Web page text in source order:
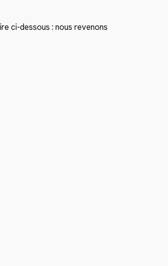
ci-dessous : nous revenons